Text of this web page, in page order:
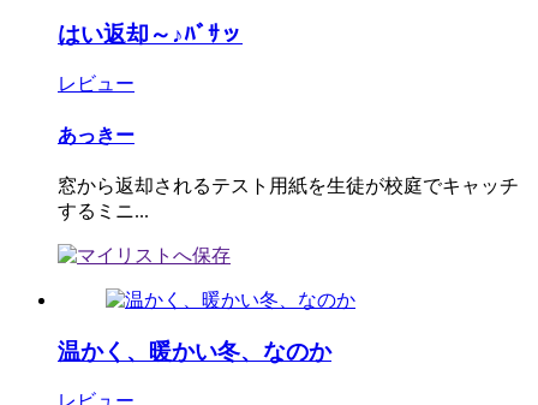
はい返却～♪ﾊﾞｻッ
レビュー
あっきー
窓から返却されるテスト用紙を生徒が校庭でキャッチ
するミニ...
温かく、暖かい冬、なのか